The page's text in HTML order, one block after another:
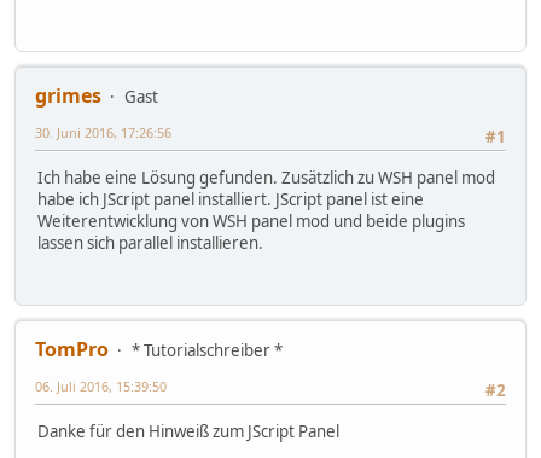
grimes
Gast
#1
30. Juni 2016, 17:26:56
Ich habe eine Lösung gefunden. Zusätzlich zu WSH panel mod
habe ich JScript panel installiert. JScript panel ist eine
Weiterentwicklung von WSH panel mod und beide plugins
lassen sich parallel installieren.
TomPro
* Tutorialschreiber *
#2
06. Juli 2016, 15:39:50
Danke für den Hinweiß zum JScript Panel